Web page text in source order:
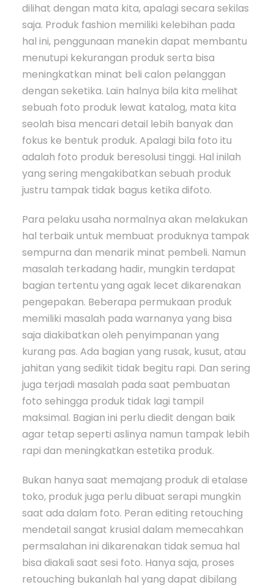
dilihat dengan mata kita, apalagi secara sekilas
saja. Produk fashion memiliki kelebihan pada
hal ini, penggunaan manekin dapat membantu
menutupi kekurangan produk serta bisa
meningkatkan minat beli calon pelanggan
dengan seketika. Lain halnya bila kita melihat
sebuah foto produk lewat katalog, mata kita
seolah bisa mencari detail lebih banyak dan
fokus ke bentuk produk. Apalagi bila foto itu
adalah foto produk beresolusi tinggi. Hal inilah
yang sering mengakibatkan sebuah produk
justru tampak tidak bagus ketika difoto.
Para pelaku usaha normalnya akan melakukan
hal terbaik untuk membuat produknya tampak
sempurna dan menarik minat pembeli. Namun
masalah terkadang hadir, mungkin terdapat
bagian tertentu yang agak lecet dikarenakan
pengepakan. Beberapa permukaan produk
memiliki masalah pada warnanya yang bisa
saja diakibatkan oleh penyimpanan yang
kurang pas. Ada bagian yang rusak, kusut, atau
jahitan yang sedikit tidak begitu rapi. Dan sering
juga terjadi masalah pada saat pembuatan
foto sehingga produk tidak lagi tampil
maksimal. Bagian ini perlu diedit dengan baik
agar tetap seperti aslinya namun tampak lebih
rapi dan meningkatkan estetika produk.
Bukan hanya saat memajang produk di etalase
toko, produk juga perlu dibuat serapi mungkin
saat ada dalam foto. Peran editing retouching
mendetail sangat krusial dalam memecahkan
permsalahan ini dikarenakan tidak semua hal
bisa diakali saat sesi foto. Hanya saja, proses
retouching bukanlah hal yang dapat dibilang